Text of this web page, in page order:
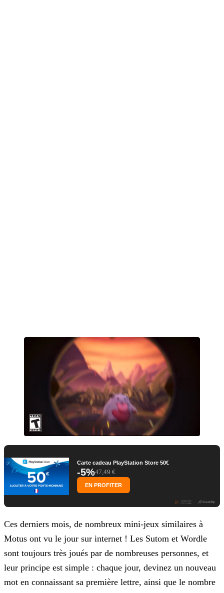
Carte cadeau PlayStation Store 50€
-5%47,49 €
EN PROFITER
Ces derniers mois, de nombreux mini-jeux similaires à
Motus ont vu le jour sur internet ! Les Sutom et Wordle
sont toujours très joués par de nombreuses personnes, et
leur principe est simple : chaque jour, devinez un nouveau
mot en connaissant sa première lettre, ainsi que le nombre